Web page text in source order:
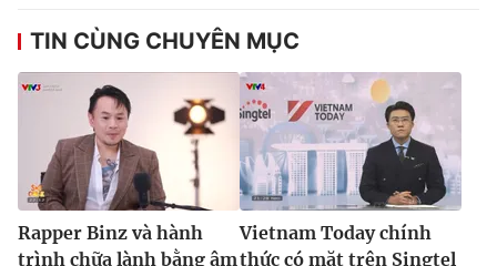
TIN CÙNG CHUYÊN MỤC
Rapper Binz và hành
trình chữa lành bằng âm
Vietnam Today chính
thức có mặt trên Singtel